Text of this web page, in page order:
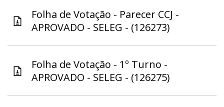
Folha de Votação - Parecer CCJ -
APROVADO - SELEG - (126273)
Folha de Votação - 1º Turno -
APROVADO - SELEG - (126275)